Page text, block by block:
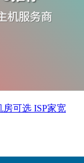
房可选 ISP家宽